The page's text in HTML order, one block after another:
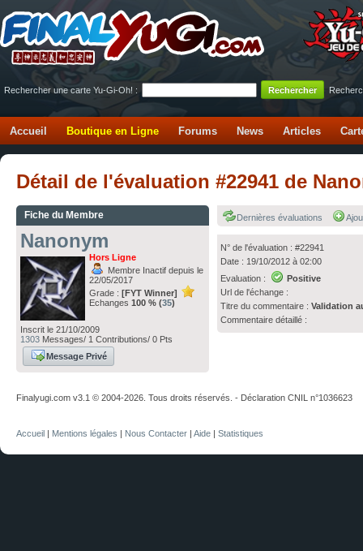
Rechercher une carte Yu-Gi-Oh! :
Accueil Boutique en Ligne Forums News Articles
Détail de l'évaluation #22941 de
Fiche du Membre
Nanonym
Hors Ligne
Membre Inactif depuis le
22/05/2017
Grade : [FYT Winner]
Echanges 100 % (35)
Inscrit le 21/10/2009
1303 Messages/ 1 Contributions/ 0 Pts
Message Privé
Dernières évaluations
N° de l'évaluation : #22941
Date : 19/10/2012 à 02:00
Evaluation :
Positive
Url de l'échange :
Titre du commentaire :Validation
Commentaire détaillé :
Finalyugi.com v3.1 © 2004-2026. Tous droits réservés. - Déclaration CNIL n°1036623
Accueil | Mentions légales | Nous Contacter | Aide | Statistiques